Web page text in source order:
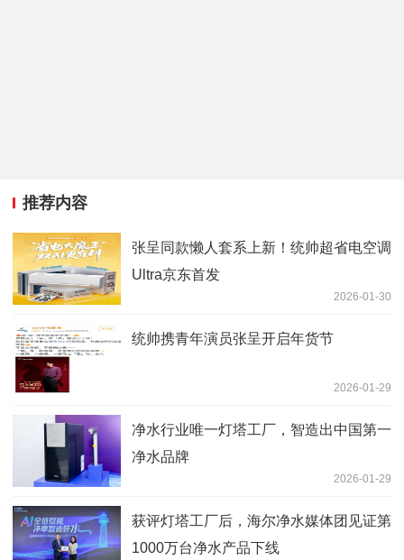
推荐内容
张呈同款懒人套系上新！统帅超省电空调
Ultra京东首发
2026-01-30
统帅携青年演员张呈开启年货节
2026-01-29
净水行业唯一灯塔工厂，智造出中国第一
净水品牌
2026-01-29
获评灯塔工厂后，海尔净水媒体团见证第
1000万台净水产品下线